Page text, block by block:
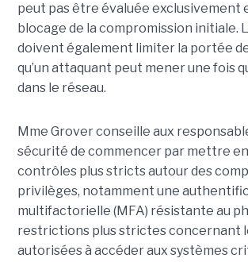
peut pas être évaluée exclusivement
blocage de la compromission initiale.
doivent également limiter la portée
qu’un attaquant peut mener une fois
dans le réseau.
Mme Grover conseille aux
sécurité de commencer par mettre
contrôles plus stricts autour des
privilèges, notamment une
multifactorielle (MFA) résistante au
restrictions plus strictes concernant
autorisées à accéder aux systèmes